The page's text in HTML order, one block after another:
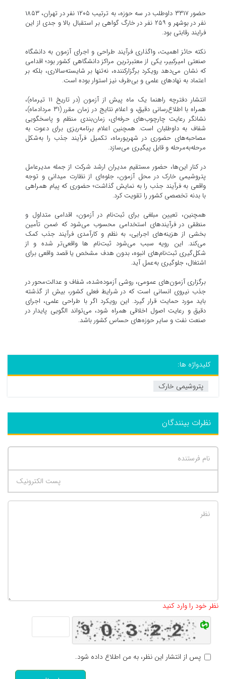
حضور ۳۳۱۷ داوطلب در سه حوزه، به ترتیب ۱۲۰۵ نفر در تهران، ۱۸۵۳
نفر در بوشهر و ۲۵۹ نفر در خارگ گواهی بر استقبال بالا و جدی از این
فرایند رقابتی بود.
نکته‌ حائز اهمیت، واگذاری فرآیند طراحی و اجرای آزمون به دانشگاه
صنعتی امیرکبیر، یکی از معتبرترین مراکز دانشگاهی کشور بود؛ اقدامی
که نشان می‌دهد رویکرد برگزارکننده، نه‌تنها بر شایسته‌سالاری، بلکه بر
اعتماد به نهادهای علمی و بی‌طرف نیز استوار بوده است.
انتشار دفترچه راهنما یک ماه پیش از آزمون (در تاریخ ۱۱ تیرماه)،
همراه با اطلاع‌رسانی دقیق، و اعلام نتایج در زمان مقرر (۳۱ مردادماه)،
نشانگر رعایت چارچوب‌های حرفه‌ای، زمان‌بندی منظم و پاسخگویی
شفاف به داوطلبان است. همچنین اعلام برنامه‌ریزی برای دعوت به
مصاحبه‌های حضوری در شهریورماه، تکمیل فرآیند جذب را به‌شکل
مرحله‌به‌مرحله و قابل پیگیری می‌سازد.
در کنار این‌ها، حضور مستقیم مدیران ارشد شرکت از جمله مدیرعامل
پتروشیمی خارک در محل آزمون، جلوه‌ای از نظارت میدانی و توجه
واقعی به فرآیند جذب را به نمایش گذاشت؛ حضوری که پیام همراهی
با بدنه تخصصی کشور را تقویت کرد.
همچنین، تعیین مبلغی برای ثبت‌نام در آزمون، اقدامی متداول و
منطقی در فرآیندهای استخدامی محسوب می‌شود که ضمن تأمین
بخشی از هزینه‌های اجرایی، به نظم و کارآمدی فرآیند جذب کمک
می‌کند. این رویه سبب می‌شود ثبت‌نام ها واقعی‌تر شده و از
شکل‌گیری ثبت‌نام‌های انبوه، بدون هدف مشخص یا قصد واقعی برای
اشتغال، جلوگیری به‌عمل آید.
برگزاری آزمون‌های عمومی، روشی آزموده‌شده، شفاف و عدالت‌محور در
جذب نیروی انسانی است که در شرایط فعلی کشور، بیش از گذشته
باید مورد حمایت قرار گیرد. این رویکرد اگر با طراحی علمی، اجرای
دقیق و رعایت اصول اخلاقی همراه شود، می‌تواند الگویی پایدار در
صنعت نفت و سایر حوزه‌های حساس کشور باشد.
کلیدواژه ها:
پتروشیمی خارک
نظرات بینندگان
نظر خود را وارد کنید
پس از انتشار این نظر، به من اطلاع داده شود.